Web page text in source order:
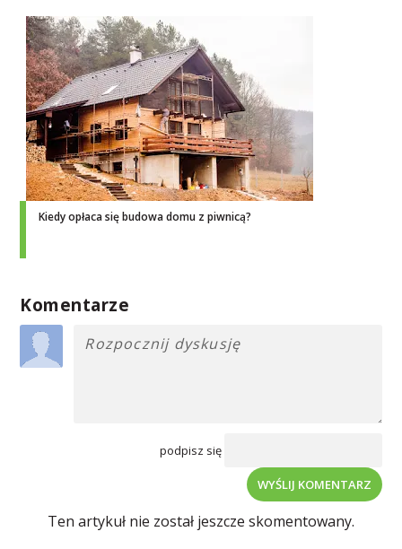
Kiedy opłaca się budowa domu z piwnicą?
Komentarze
podpisz się
WYŚLIJ KOMENTARZ
Ten artykuł nie został jeszcze skomentowany.